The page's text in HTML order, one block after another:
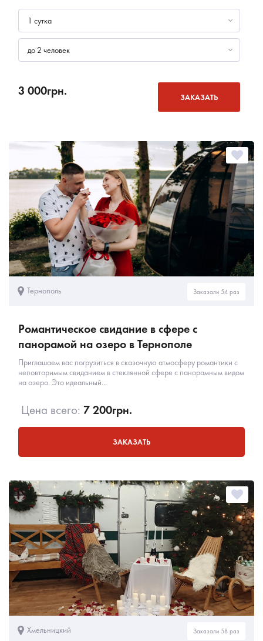
1 сутка
до 2 человек
3 000грн. ЗАКАЗАТЬ
Тернополь Заказали 54 раз
Романтическое свидание в сфере с
панорамой на озеро в Тернополе
Приглашаем вас погрузиться в сказочную атмосферу романтики с
неповторимым свиданием в стеклянной сфере с панорамным видом
на озеро. Это идеальный...
Цена всего: 7 200грн.
ЗАКАЗАТЬ
Хмельницкий Заказали 58 раз